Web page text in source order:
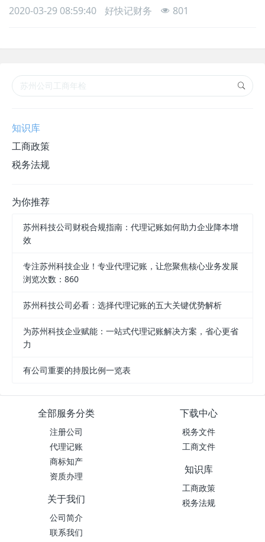
年检年报。下面介绍年报申报流程：一：打开国家企业信用信息公
击企业信息填报，如图三、注册工商联络员就可以填报自己企业真
2020-03-29 08:59:40 好快记财务 801
知识库
工商政策
税务法规
为你推荐
苏州科技公司财税合规指南：代理记账如何助力企业降本增
效
专注苏州科技企业！专业代理记账，让您聚焦核心业务发展
浏览次数：860
苏州科技公司必看：选择代理记账的五大关键优势解析
为苏州科技企业赋能：一站式代理记账解决方案，省心更省
力
有公司重要的持股比例一览表
全部服务分类
注册公司
代理记账
商标知产
资质办理
下载中心
税务文件
工商文件
知识库
工商政策
税务法规
关于我们
公司简介
联系我们